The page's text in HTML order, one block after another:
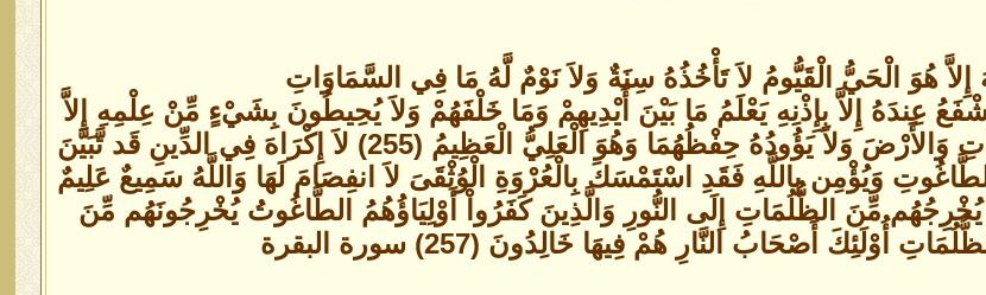
إِلاَّ هُوَ الْحَيُّ الْقَيُّومُ لاَ تَأْخُذُهُ سِنَةٌ وَلاَ نَوْمٌ لَّهُ مَا فِي السَّمَاوَاتِ
عِندَهُ إِلاَّ بِإِذْنِهِ يَعْلَمُ مَا بَيْنَ أَيْدِيهِمْ وَمَا خَلْفَهُمْ وَلاَ يُحِيطُونَ بِشَيْءٍ مِّنْ عِلْمِهِ إِلاَّ
بِمَا شَاء وَسِعَ كُرْسِيُّهُ السَّمَاوَاتِ وَالأَرْضَ وَلاَ يَؤُودُهُ حِفْظُهُمَا وَهُوَ الْعَلِيُّ الْعَظِيمُ (255) لاَ إِكْرَاهَ فِي الدِّينِ قَد تَّبَيَّنَ
وَيُؤْمِن بِاللَّهِ فَقَدِ اسْتَمْسَكَ بِالْعُرْوَةِ الْوُثْقَىَ لاَ انفِصَامَ لَهَا وَاللَّهُ سَمِيعٌ عَلِيمٌ
يُخْرِجُهُم مِّنَ الظُّلُمَاتِ إِلَى النُّورِ وَالَّذِينَ كَفَرُواْ أَوْلِيَاؤُهُمُ الطَّاغُوتُ يُخْرِجُونَهُم مِّنَ
أُوْلَئِكَ أَصْحَابُ النَّارِ هُمْ فِيهَا خَالِدُونَ (257) سورة البقرة